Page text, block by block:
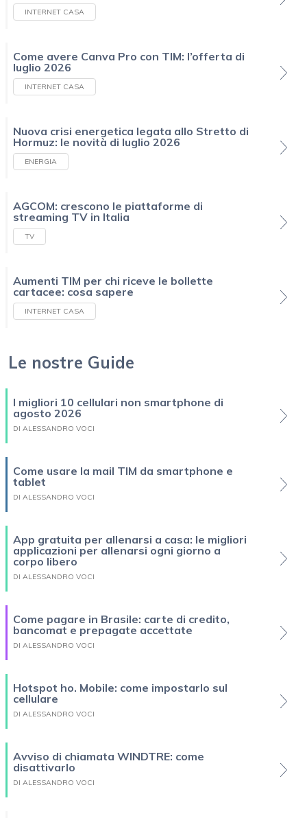
INTERNET CASA
Come avere Canva Pro con TIM: l’offerta di
luglio 2026
INTERNET CASA
Nuova crisi energetica legata allo Stretto di
Hormuz: le novità di luglio 2026
ENERGIA
AGCOM: crescono le piattaforme di
streaming TV in Italia
TV
Aumenti TIM per chi riceve le bollette
cartacee: cosa sapere
INTERNET CASA
Le nostre Guide
I migliori 10 cellulari non smartphone di
agosto 2026
DI ALESSANDRO VOCI
Come usare la mail TIM da smartphone e
tablet
DI ALESSANDRO VOCI
App gratuita per allenarsi a casa: le migliori
applicazioni per allenarsi ogni giorno a
corpo libero
DI ALESSANDRO VOCI
Come pagare in Brasile: carte di credito,
bancomat e prepagate accettate
DI ALESSANDRO VOCI
Hotspot ho. Mobile: come impostarlo sul
cellulare
DI ALESSANDRO VOCI
Avviso di chiamata WINDTRE: come
disattivarlo
DI ALESSANDRO VOCI